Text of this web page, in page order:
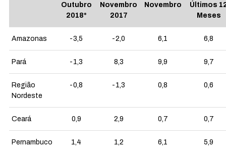
Outubro
2018*
Novembro
2017
Novembro
Últimos
Meses
Amazonas -3,5 -2,0 6,1 6,8
Pará -1,3 8,3 9,9 9,7
Região
Nordeste
-0,8 -1,3 0,8 0,6
Ceará 0,9 2,9 0,7 0,7
Pernambuco 1,4 1,2 6,1 5,9